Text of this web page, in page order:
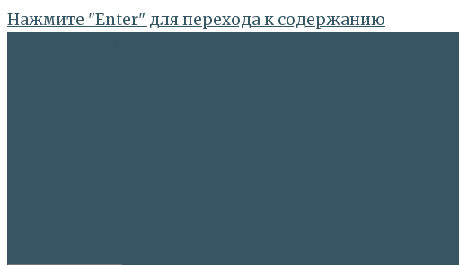
Нажмите "Enter" для перехода к содержанию